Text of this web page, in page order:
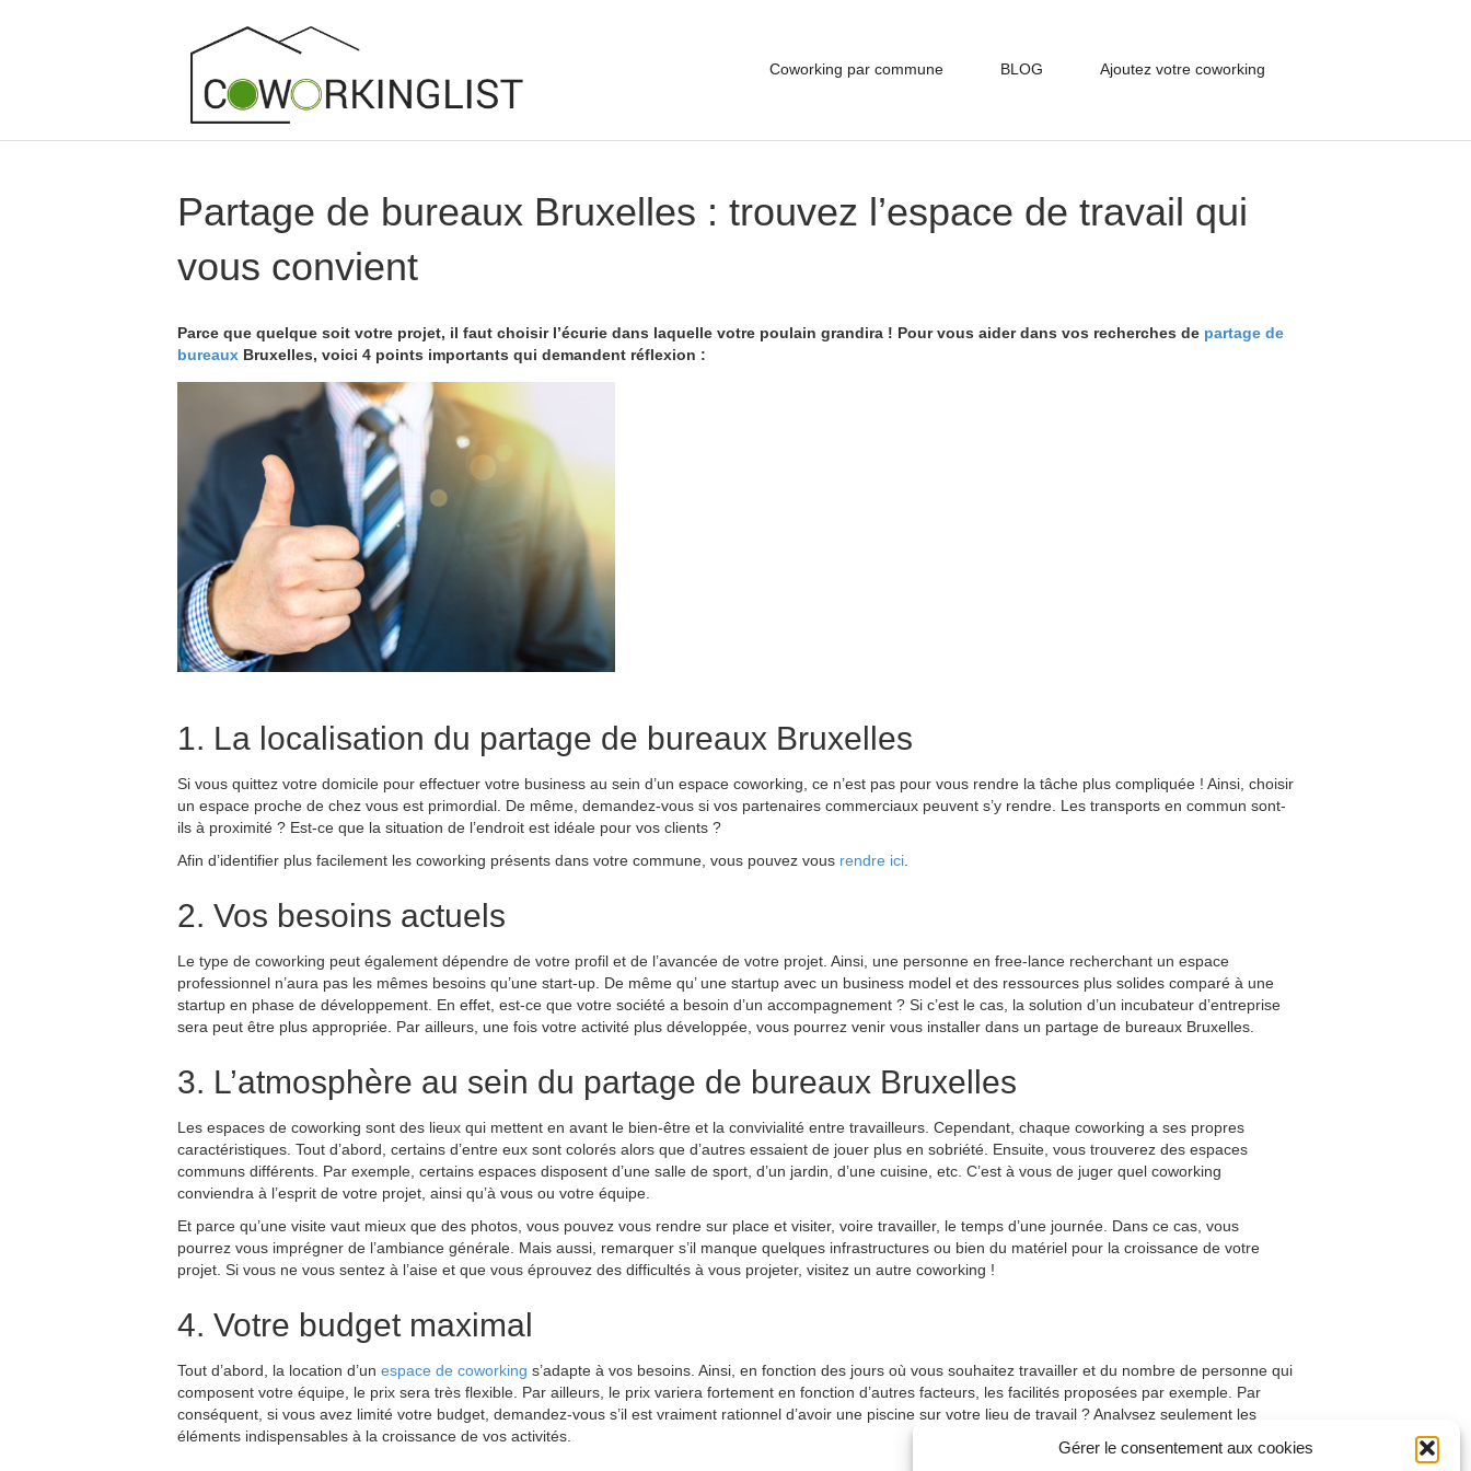
Gérer le consentement aux cookies
Coworking par commune BLOG Ajoutez votre coworking
Partage de bureaux Bruxelles : trouvez l’espace de travail qui
vous convient
Parce que quelque soit votre projet, il faut choisir l’écurie dans laquelle votre poulain grandira ! Pour vous aider dans vos recherches de partage de
bureaux Bruxelles, voici 4 points importants qui demandent réflexion :
1. La localisation du partage de bureaux Bruxelles
Si vous quittez votre domicile pour effectuer votre business au sein d’un espace coworking, ce n’est pas pour vous rendre la tâche plus compliquée ! Ainsi, choisir
un espace proche de chez vous est primordial. De même, demandez-vous si vos partenaires commerciaux peuvent s’y rendre. Les transports en commun sont-
ils à proximité ? Est-ce que la situation de l’endroit est idéale pour vos clients ?
Afin d’identifier plus facilement les coworking présents dans votre commune, vous pouvez vous rendre ici
2. Vos besoins actuels
Le type de coworking peut également dépendre de votre profil et de l’avancée de votre projet. Ainsi, une personne en free-lance recherchant un espace
professionnel n’aura pas les mêmes besoins qu’une start-up. De même qu’ une startup avec un business model et des ressources plus solides comparé à une
startup en phase de développement. En effet, est-ce que votre société a besoin d’un accompagnement ? Si c’est le cas, la solution d’un incubateur d’entreprise
sera peut être plus appropriée. Par ailleurs, une fois votre activité plus développée, vous pourrez venir vous installer dans un partage de bureaux Bruxelles.
3. L’atmosphère au sein du partage de bureaux Bruxelles
Les espaces de coworking sont des lieux qui mettent en avant le bien-être et la convivialité entre travailleurs. Cependant, chaque coworking a ses propres
caractéristiques. Tout d’abord, certains d’entre eux sont colorés alors que d’autres essaient de jouer plus en sobriété. Ensuite, vous trouverez des espaces
communs différents. Par exemple, certains espaces disposent d’une salle de sport, d’un jardin, d’une cuisine, etc. C’est à vous de juger quel coworking
conviendra à l’esprit de votre projet, ainsi qu’à vous ou votre équipe.
Et parce qu’une visite vaut mieux que des photos, vous pouvez vous rendre sur place et visiter, voire travailler, le temps d’une journée. Dans ce cas, vous
pourrez vous imprégner de l’ambiance générale. Mais aussi, remarquer s’il manque quelques infrastructures ou bien du matériel pour la croissance de votre
projet. Si vous ne vous sentez à l’aise et que vous éprouvez des difficultés à vous projeter, visitez un autre coworking !
4. Votre budget maximal
Tout d’abord, la location d’un espace de coworking s’adapte à vos besoins. Ainsi, en fonction des jours où vous souhaitez travailler et du nombre de personne qui
composent votre équipe, le prix sera très flexible. Par ailleurs, le prix variera fortement en fonction d’autres facteurs , les facilités proposées par exemple. Par
conséquent, si vous avez limité votre budget, demandez-vous s’il est vraiment rationnel d’avoir une piscine sur votre lieu de travail ? Analysez seulement les
éléments indispensables à la croissance de vos activités.